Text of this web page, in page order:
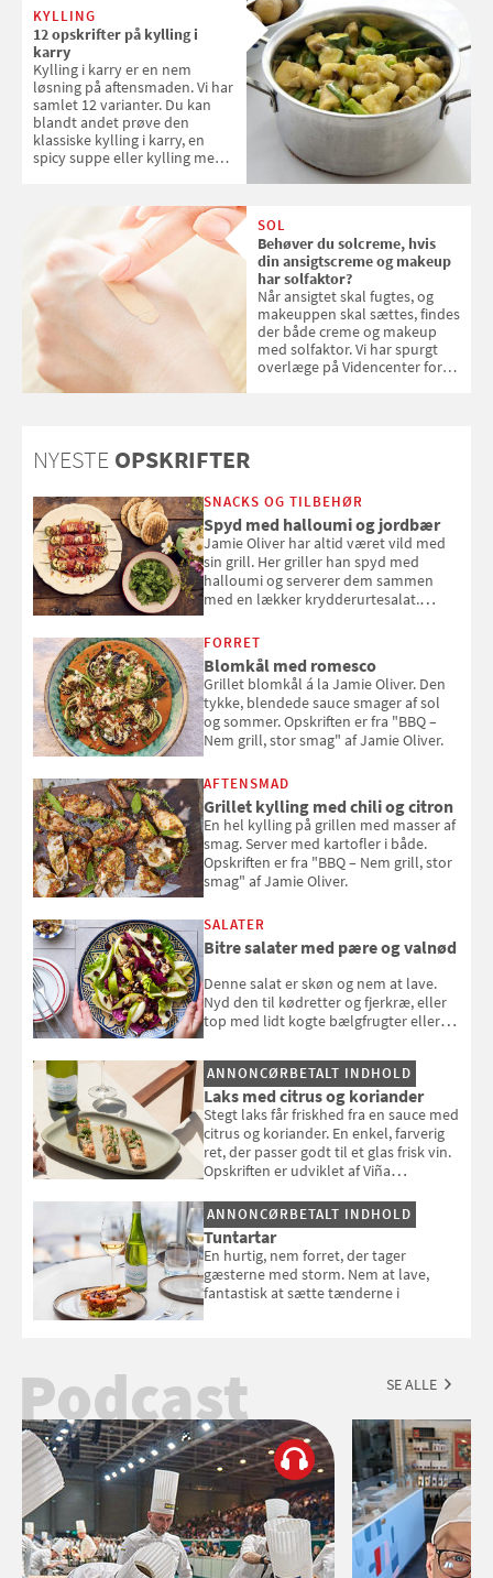
KYLLING
12 opskrifter på kylling i
karry
Kylling i karry er en nem
løsning på aftensmaden. Vi har
samlet 12 varianter. Du kan
blandt andet prøve den
klassiske kylling i karry, en
spicy suppe eller kylling med
SOL
Behøver du solcreme, hvis
din ansigtscreme og makeup
har solfaktor?
Når ansigtet skal fugtes, og
makeuppen skal sættes, findes
der både creme og makeup
med solfaktor. Vi har spurgt
overlæge på Videncenter for
NYESTE OPSKRIFTER
SNACKS OG TILBEHØR
Spyd med halloumi og jordbær
Jamie Oliver har altid været vild med
sin grill. Her griller han spyd med
halloumi og serverer dem sammen
med en lækker krydderurtesalat.
smag" af Jamie Oliver.
FORRET
Blomkål med romesco
Grillet blomkål á la Jamie Oliver. Den
tykke, blendede sauce smager af sol
og sommer. Opskriften er fra "BBQ –
Nem grill, stor smag" af Jamie Oliver.
AFTENSMAD
Grillet kylling med chili og citron
En hel kylling på grillen med masser af
smag. Server med kartofler i både.
Opskriften er fra "BBQ – Nem grill, stor
smag" af Jamie Oliver.
SALATER
Bitre salater med pære og valnød
Denne salat er skøn og nem at lave.
Nyd den til kødretter og fjerkræ, eller
top med lidt kogte bælgfrugter eller
selvstændigt måltid. Opskriften er fra
Louisa Lorangs kogebog "Salat".
ANNONCØRBETALT INDHOLD
Laks med citrus og koriander
Stegt laks får friskhed fra en sauce med
citrus og koriander. En enkel, farverig
ret, der passer godt til et glas frisk vin.
Opskriften er udviklet af Viña
ANNONCØRBETALT INDHOLD
Tuntartar
En hurtig, nem forret, der tager
gæsterne med storm. Nem at lave,
fantastisk at sætte tænderne i
Podcast SE ALLE